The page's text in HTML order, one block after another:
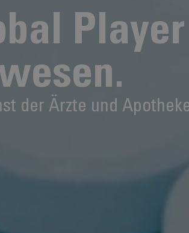
Player
der Ärzte und